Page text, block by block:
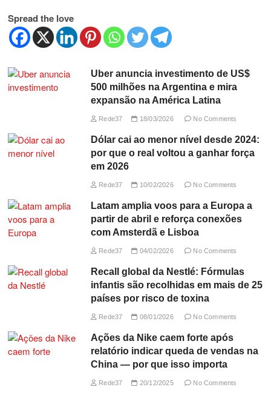
Spread the love
Uber anuncia investimento de US$
500 milhões na Argentina e mira
expansão na América Latina
Rede37 18/03/2026 No Comments
Dólar cai ao menor nível desde 2024:
por que o real voltou a ganhar força
em 2026
Rede37 10/02/2026 No Comments
Latam amplia voos para a Europa a
partir de abril e reforça conexões
com Amsterdã e Lisboa
Rede37 04/02/2026 No Comments
Recall global da Nestlé: Fórmulas
infantis são recolhidas em mais de 25
países por risco de toxina
Rede37 08/01/2026 No Comments
Ações da Nike caem forte após
relatório indicar queda de vendas na
China — por que isso importa
Rede37 20/12/2025 No Comments